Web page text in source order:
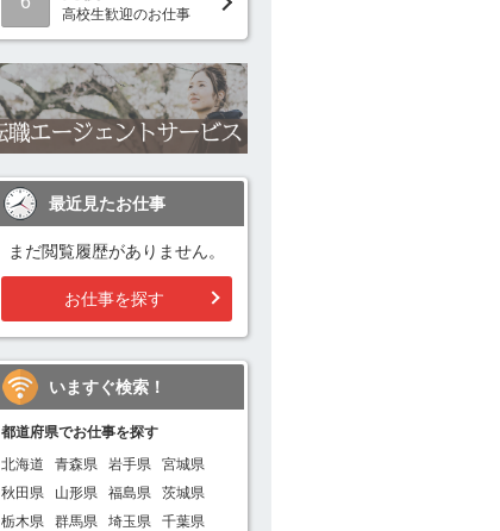
高校生歓迎のお仕事
最近見たお仕事
まだ閲覧履歴がありません。
お仕事を探す
いますぐ検索！
都道府県でお仕事を探す
北海道
青森県 岩手県
宮城県
秋田県
山形県 福島県
茨城県
栃木県
群馬県 埼玉県
千葉県